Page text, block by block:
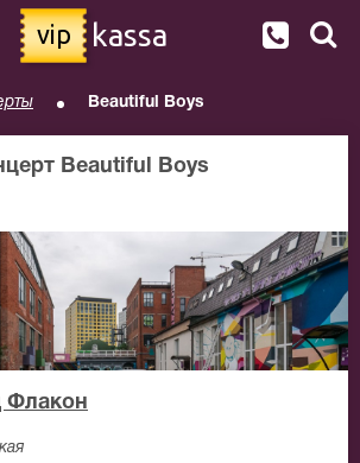
vip kassa
Beautiful Boys
Beautiful Boys
Флакон